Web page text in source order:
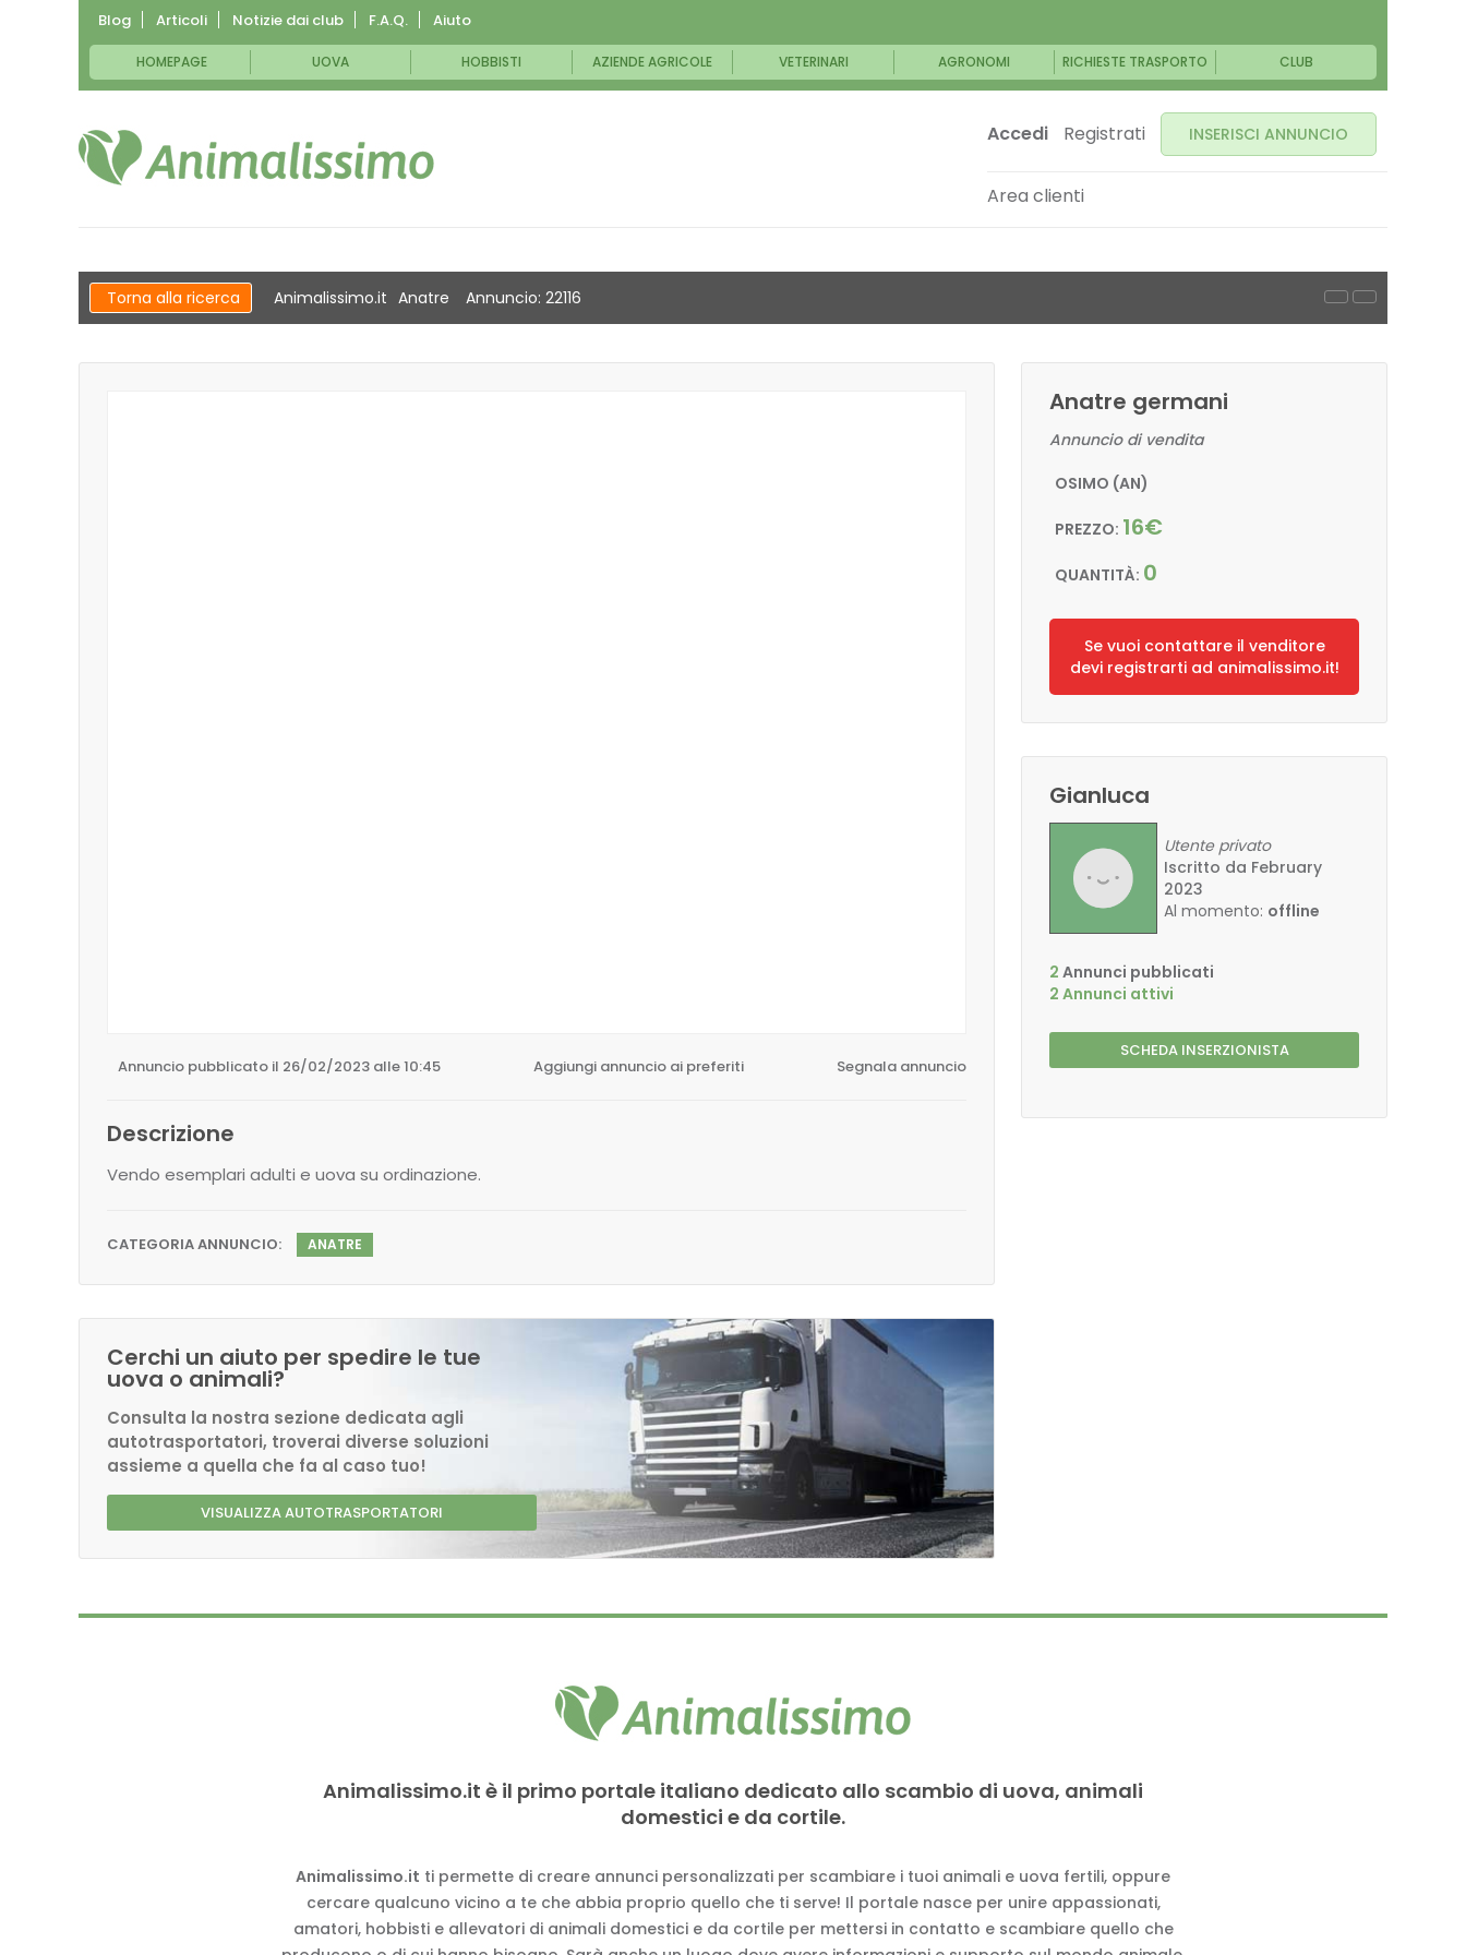
Blog Articoli Notizie dai club F.A.Q. Aiuto
HOMEPAGE UOVA HOBBISTI AZIENDE AGRICOLE VETERINARI AGRONOMI RICHIESTE TRASPORTO CLUB
Accedi Registrati INSERISCI ANNUNCIO
Area clienti
Torna alla ricerca Animalissimo.it Anatre Annuncio: 22116
Annuncio pubblicato il 26/02/2023 alle 10:45 Aggiungi annuncio ai preferiti Segnala annuncio
Descrizione
Vendo esemplari adulti e uova su ordinazione.
CATEGORIA ANNUNCIO: ANATRE
Cerchi un aiuto per spedire le tue
uova o animali?
Consulta la nostra sezione dedicata agli
autotrasportatori, troverai diverse soluzioni
assieme a quella che fa al caso tuo!
VISUALIZZA AUTOTRASPORTATORI
Anatre germani
Annuncio di vendita
OSIMO (AN)
PREZZO: 16€
QUANTITÀ: 0
Se vuoi contattare il venditore
devi registrarti ad animalissimo.it!
Gianluca
Utente privato
Iscritto da February
2023
Al momento: offline
2 Annunci pubblicati
2 Annunci attivi
SCHEDA INSERZIONISTA
Animalissimo.it è il primo portale italiano dedicato allo scambio di uova, animali
domestici e da cortile.
Animalissimo.it ti permette di creare annunci personalizzati per scambiare i tuoi animali e uova fertili, oppure
cercare qualcuno vicino a te che abbia proprio quello che ti serve! Il portale nasce per unire appassionati,
amatori, hobbisti e allevatori di animali domestici e da cortile per mettersi in contatto e scambiare quello che